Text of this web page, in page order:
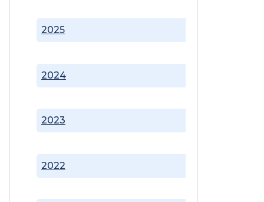
2022
2023
2024
2025